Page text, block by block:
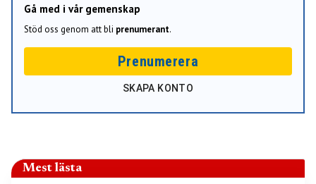
Gå med i vår gemenskap
Stöd oss genom att bli prenumerant.
Prenumerera
SKAPA KONTO
Mest lästa